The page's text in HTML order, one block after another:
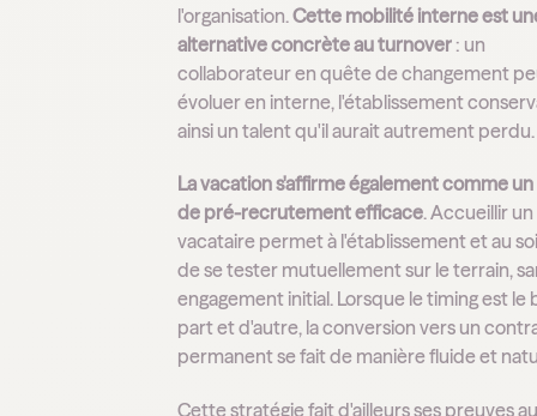
l'organisation.Cette mobilité interne est
alternative concrète au turnover : un
collaborateur en quête de changement
évoluer en interne, l'établissement
ainsi un talent qu'il aurait autrement perdu.
La vacation s'affirme également comme
de pré-recrutement efficace. Accueillir un
vacataire permet à l'établissement et au
de se tester mutuellement sur le terrain,
engagement initial. Lorsque le timing est le
part et d'autre, la conversion vers un
permanent se fait de manière fluide et
Cette stratégie fait d'ailleurs ses preuves